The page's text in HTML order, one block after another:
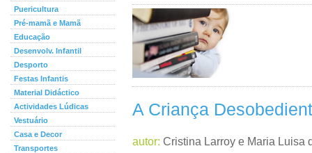
Puericultura
Pré-mamã e Mamã
Educação
Desenvolv. Infantil
Desporto
Festas Infantis
Material Didáctico
Actividades Lúdicas
Vestuário
Casa e Decor
Transportes
A Criança
autor: Cristina Larroy e Maria Luisa